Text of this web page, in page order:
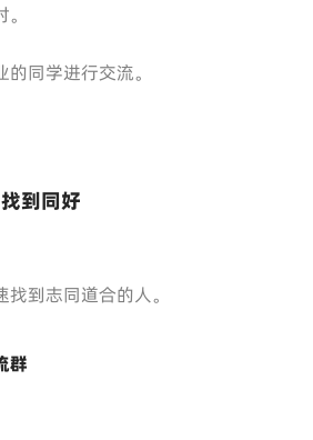
同学进行交流。
到同好
到志同道合的人。
群